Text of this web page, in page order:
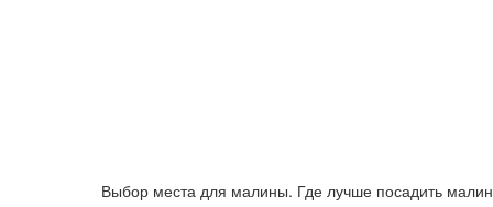
Выбор места для малины. Где лучше посадить